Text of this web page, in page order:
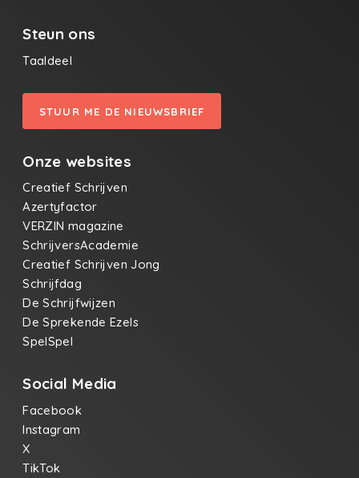
Steun ons
Taaldeel
STUUR ME DE NIEUWSBRIEF
Onze websites
Creatief Schrijven
Azertyfactor
VERZIN magazine
SchrijversAcademie
Creatief Schrijven Jong
Schrijfdag
De Schrijfwijzen
De Sprekende Ezels
SpelSpel
Social Media
Facebook
Instagram
X
TikTok